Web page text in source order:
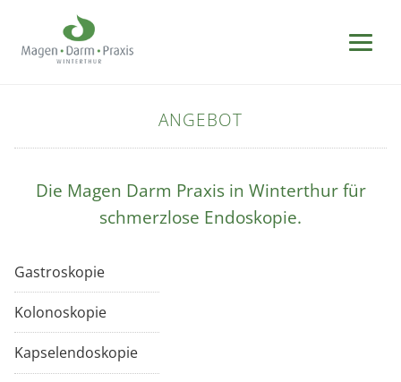
ANGEBOT
Die Magen Darm Praxis in Winterthur für
schmerzlose Endoskopie.
Gastroskopie
Kolonoskopie
Kapselendoskopie